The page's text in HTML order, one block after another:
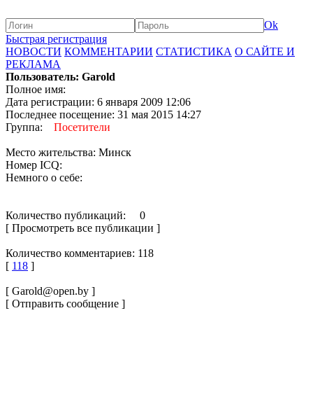
Ok
Быстрая регистрация
НОВОСТИ КОММЕНТАРИИ СТАТИСТИКА О САЙТЕ И
РЕКЛАМА
Пользователь: Garold
Полное имя:
Дата регистрации: 6 января 2009 12:06
Последнее посещение: 31 мая 2015 14:27
Группа: Посетители
Место жительства: Минск
Номер ICQ:
Немного о себе:
Количество публикаций: 0
[ Просмотреть все публикации ]
Количество комментариев: 118
[ 118 ]
[ Garold@open.by ]
[ Отправить сообщение ]